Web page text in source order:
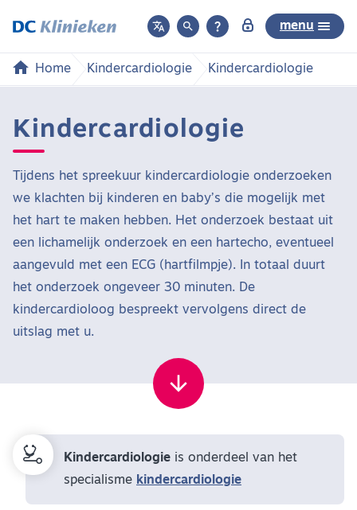
   menu
Home Kindercardiologie Kindercardiologie
Kindercardiologie
Tijdens het spreekuur kindercardiologie onderzoeken
we klachten bij kinderen en baby’s die mogelijk met
het hart te maken hebben. Het onderzoek bestaat uit
een lichamelijk onderzoek en een hartecho, eventueel
aangevuld met een ECG (hartfilmpje). In totaal duurt
het onderzoek ongeveer 30 minuten. De
kindercardioloog bespreekt vervolgens direct de
uitslag met u.
Kindercardiologie is onderdeel van het
specialisme kindercardiologie